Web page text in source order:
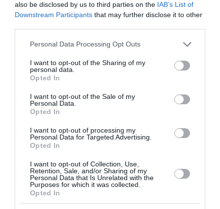
also be disclosed by us to third parties on the IAB’s List of
Downstream Participants that may further disclose it to other
Please note that this website/app uses one or more Google
not limited to your visit or usage behaviour. You may click to
grant or deny consent to Google and its third-party tags to
use your data for below specified purposes in below Google
consent section.
Personal Data Processing Opt Outs
I want to opt-out of the Sharing of my
personal data.
Opted In
I want to opt-out of the Sale of my
Personal Data.
Opted In
I want to opt-out of processing my
Personal Data for Targeted Advertising.
Opted In
I want to opt-out of Collection, Use,
Retention, Sale, and/or Sharing of my
Personal Data that Is Unrelated with the
Purposes for which it was collected.
Opted In
προμήθειες – Τι δείχνουν τα στοιχεία
Ολική έκλειψη Ηλίου: Η Ευρώπη ετοιμάζεται για ένα
ΥΠΕΞ Ισραήλ: «Κρατήστε χαμηλό προφίλ» στην Ελλάδα –
Προειδοποίηση στους πολίτες λόγω των διαδηλώσεων
βιομηχανία – «Η Ελλάδα έχει αποφασίσει να γίνει χώρα
παραγωγής»
Δεκαπενταύγουστος: «Βουλιάζουν» τα λιμάνια – Πάνω
από 129.000 επιβάτες αναχωρούν από την Αττική
Παγκόσμιο Κ20: Ασημένια η Ιουλιάννα Ρούσσου στα 800μ.
Σάλος με την εμφάνιση του Φειδία Παναγιώτου στην
εκδήλωση για Ισαάκ και Σολωμού – Με κοντό παντελόνι
και αθλητικά